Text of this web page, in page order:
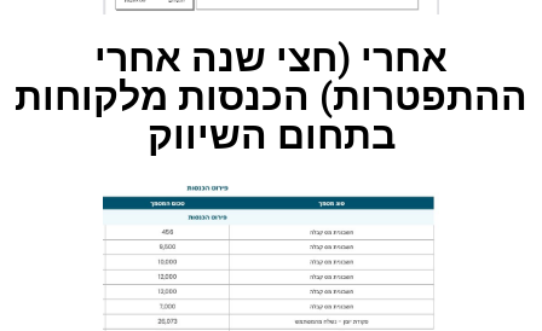
אחרי (חצי שנה אחרי
ההתפטרות) הכנסות מלקוחות
בתחום השיווק